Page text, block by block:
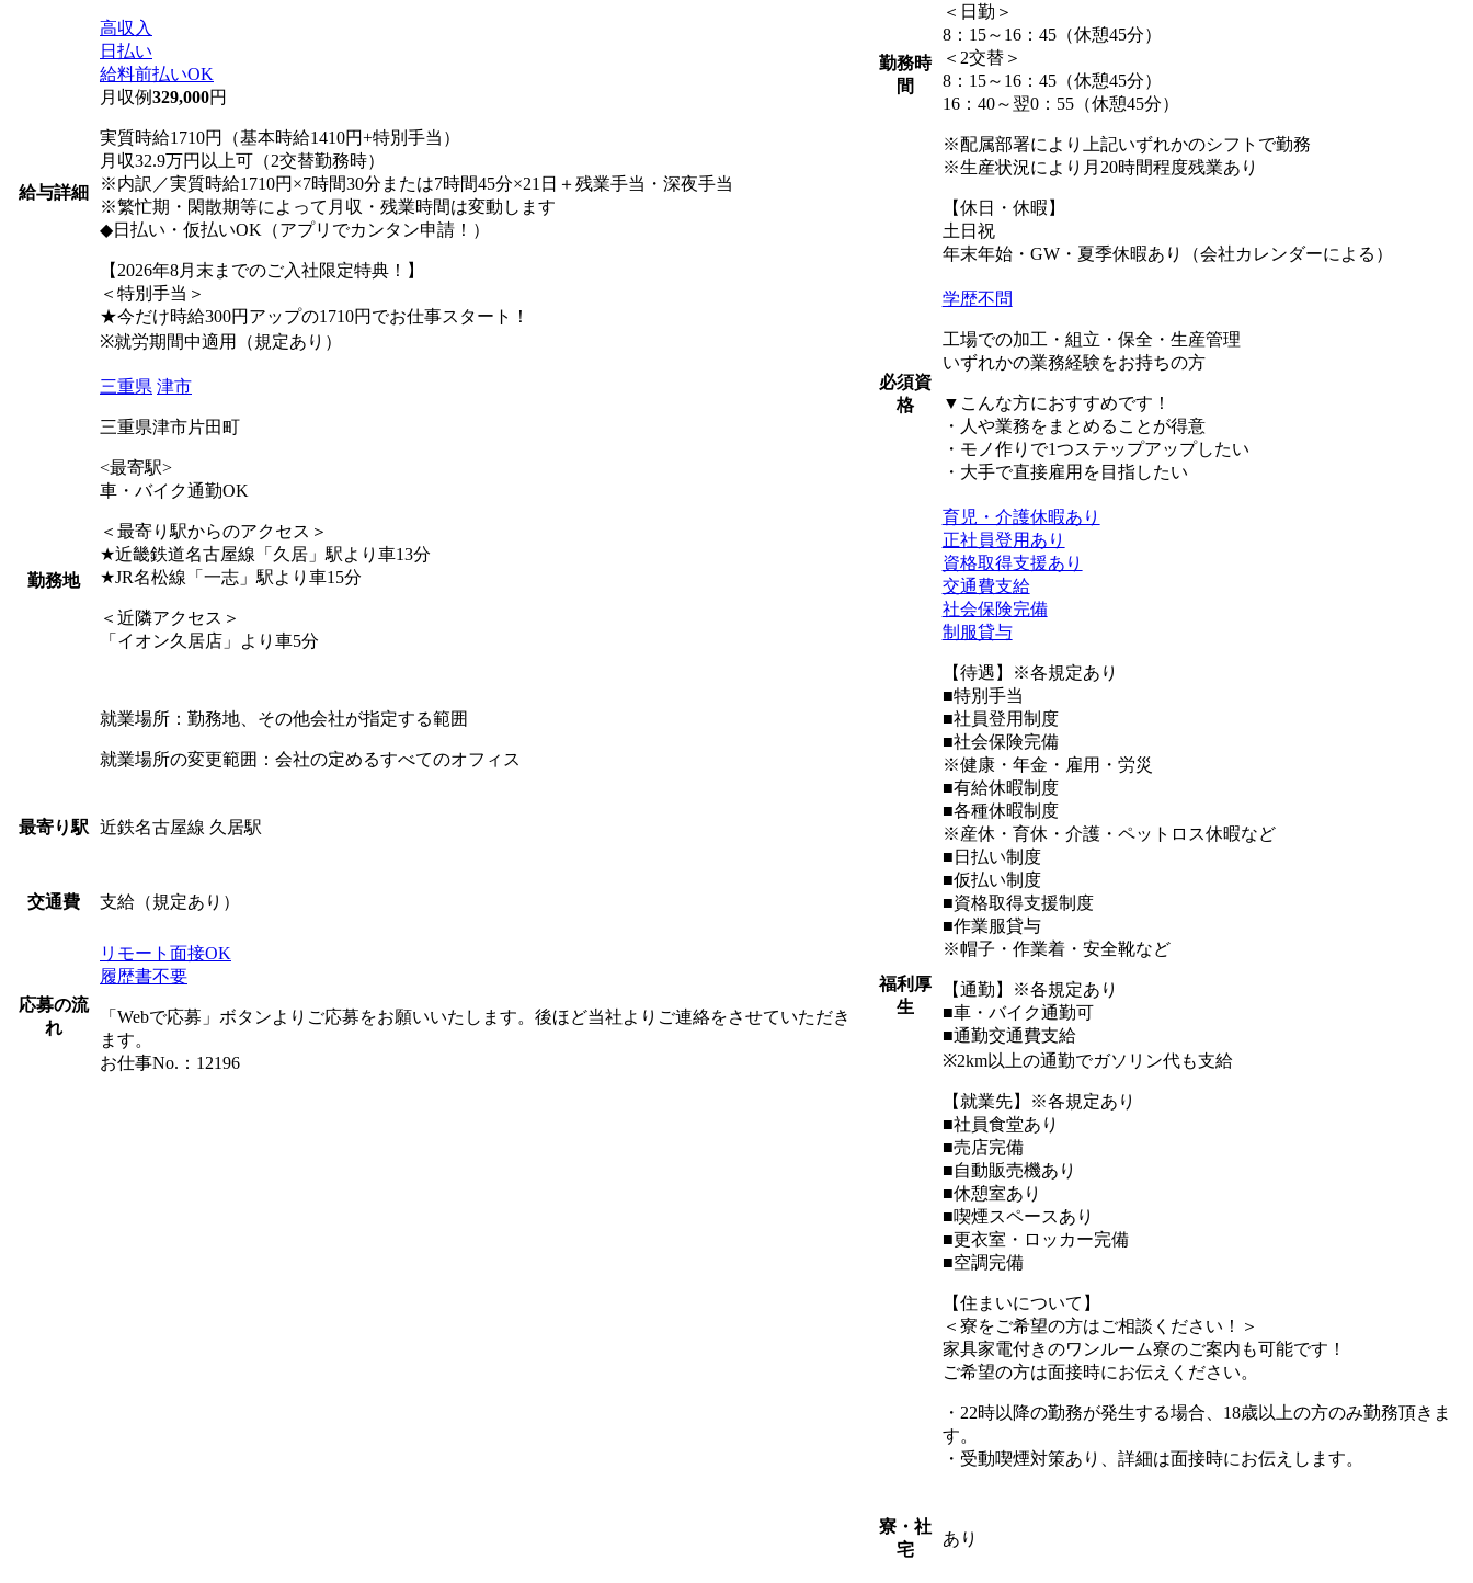
給与詳細
高収入
日払い
給料前払いOK
月収例329,000円
実質時給1710円（基本時給1410円+特別手当）
月収32.9万円以上可（2交替勤務時）
※内訳／実質時給1710円×7時間30分または7時間45分×21日＋残業手当・深夜手当
※繁忙期・閑散期等によって月収・残業時間は変動します
◆日払い・仮払いOK（アプリでカンタン申請！）
【2026年8月末までのご入社限定特典！】
＜特別手当＞
★今だけ時給300円アップの1710円でお仕事スタート！
※就労期間中適用（規定あり）
勤務地
三重県 津市
三重県津市片田町
<最寄駅>
車・バイク通勤OK
＜最寄り駅からのアクセス＞
★近畿鉄道名古屋線「久居」駅より車13分
★JR名松線「一志」駅より車15分
＜近隣アクセス＞
「イオン久居店」より車5分
就業場所：勤務地、その他会社が指定する範囲
就業場所の変更範囲：会社の定めるすべてのオフィス
最寄り駅 近鉄名古屋線 久居駅
交通費 支給（規定あり）
応募の流
れ
リモート面接OK
履歴書不要
「Webで応募」ボタンよりご応募をお願いいたします。後ほど当社よりご連絡をさせていただき
ます。
お仕事No.：12196
勤務時
間
＜日勤＞
8：15～16：45（休憩45分）
＜2交替＞
8：15～16：45（休憩45分）
16：40～翌0：55（休憩45分）
※配属部署により上記いずれかのシフトで勤務
※生産状況により月20時間程度残業あり
【休日・休暇】
土日祝
年末年始・GW・夏季休暇あり（会社カレンダーによる）
必須資
格
学歴不問
工場での加工・組立・保全・生産管理
いずれかの業務経験をお持ちの方
▼こんな方におすすめです！
・人や業務をまとめることが得意
・モノ作りで1つステップアップしたい
・大手で直接雇用を目指したい
福利厚
生
育児・介護休暇あり
正社員登用あり
資格取得支援あり
交通費支給
社会保険完備
制服貸与
【待遇】※各規定あり
■特別手当
■社員登用制度
■社会保険完備
※健康・年金・雇用・労災
■有給休暇制度
■各種休暇制度
※産休・育休・介護・ペットロス休暇など
■日払い制度
■仮払い制度
■資格取得支援制度
■作業服貸与
※帽子・作業着・安全靴など
【通勤】※各規定あり
■車・バイク通勤可
■通勤交通費支給
※2km以上の通勤でガソリン代も支給
【就業先】※各規定あり
■社員食堂あり
■売店完備
■自動販売機あり
■休憩室あり
■喫煙スペースあり
■更衣室・ロッカー完備
■空調完備
【住まいについて】
＜寮をご希望の方はご相談ください！＞
家具家電付きのワンルーム寮のご案内も可能です！
ご希望の方は面接時にお伝えください。
・22時以降の勤務が発生する場合、18歳以上の方のみ勤務頂きま
す。
・受動喫煙対策あり、詳細は面接時にお伝えします。
寮・社
宅
あり